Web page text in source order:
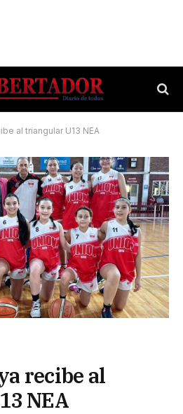
al triangular U13 NEA
recibe al
NEA